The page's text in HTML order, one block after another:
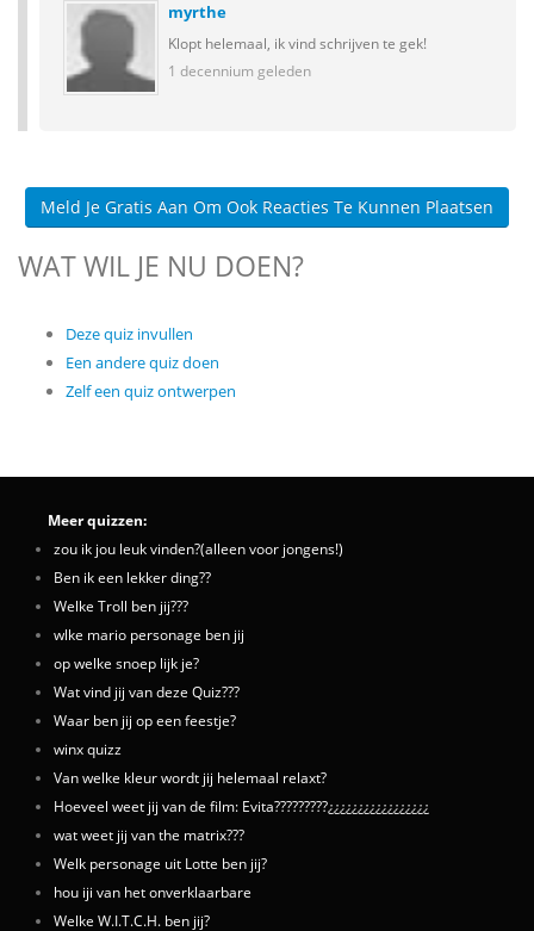
myrthe
Klopt helemaal, ik vind schrijven te gek!
1 decennium geleden
Meld Je Gratis Aan Om Ook Reacties Te Kunnen Plaatsen
WAT WIL JE NU DOEN?
Deze quiz invullen
Een andere quiz doen
Zelf een quiz ontwerpen
Meer quizzen:
zou ik jou leuk vinden?(alleen voor jongens!)
Ben ik een lekker ding??
Welke Troll ben jij???
wlke mario personage ben jij
op welke snoep lijk je?
Wat vind jij van deze Quiz???
Waar ben jij op een feestje?
winx quizz
Van welke kleur wordt jij helemaal relaxt?
Hoeveel weet jij van de film: Evita?????????¿¿¿¿¿¿¿¿¿¿¿¿¿¿¿¿¿
wat weet jij van the matrix???
Welk personage uit Lotte ben jij?
hou iji van het onverklaarbare
Welke W.I.T.C.H. ben jij?